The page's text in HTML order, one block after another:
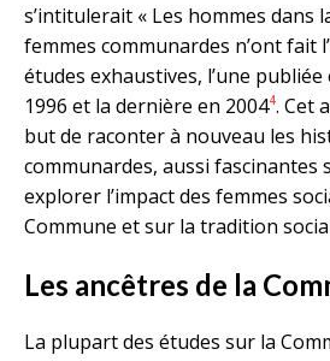
s’intitulerait « Les hommes dans
femmes communardes n’ont fait
études exhaustives, l’une publiée
1996 et la dernière en 20044. Cet
but de raconter à nouveau les
communardes, aussi fascinantes
explorer l’impact des femmes
Commune et sur la tradition
Les ancêtres de la
La plupart des études sur la